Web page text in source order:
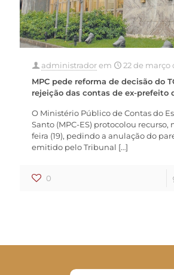
administradorem
22 de março
MPC pede reforma de decisão do
rejeição das contas de ex-prefeito
O Ministério Público de Contas do
Santo (MPC-ES) protocolou
feira (19), pedindo a anulação do
emitido pelo Tribunal […]
0